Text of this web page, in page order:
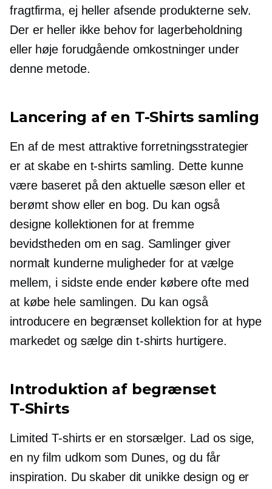
fragtfirma, ej heller afsende produkterne selv.
Der er heller ikke behov for lagerbeholdning
eller høje forudgående omkostninger under
denne metode.
Lancering af en T-Shirts samling
En af de mest attraktive forretningsstrategier
er at skabe en t-shirtssamling. Dette kunne
være baseret på den aktuelle sæson eller et
berømt show eller en bog. Du kan også
designe kollektionen for at fremme
bevidstheden om en sag. Samlinger giver
normalt kunderne muligheder for at vælge
mellem, i sidste ende ender købere ofte med
at købe hele samlingen. Du kan også
introducere en begrænset kollektion for at hype
markedet og sælge din t-shirts hurtigere.
Introduktion af begrænset
T-Shirts
LimitedT-shirtser en storsælger. Lad os sige,
en ny film udkom som Dunes, og du får
inspiration. Du skaber dit unikke design og er